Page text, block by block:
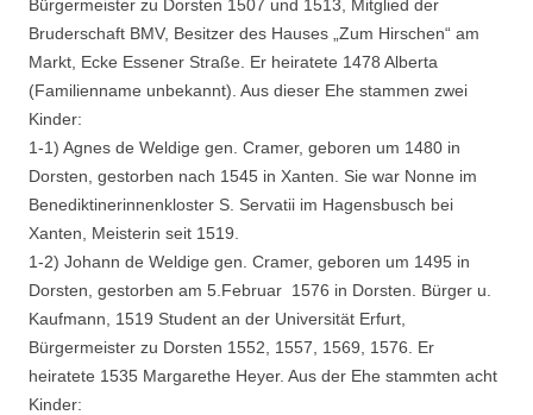
Bürgermeister zu Dorsten 1507 und 1513, Mitglied der
Bruderschaft BMV, Besitzer des Hauses „Zum Hirschen“ am
Markt, Ecke Essener Straße. Er heiratete 1478 Alberta
(Familienname unbekannt). Aus dieser Ehe stammen zwei
Kinder:
1-1) Agnes de Weldige gen. Cramer, geboren um 1480 in
Dorsten, gestorben nach 1545 in Xanten. Sie war Nonne im
Benediktinerinnenkloster S. Servatii im Hagensbusch bei
Xanten, Meisterin seit 1519.
1-2) Johann de Weldige gen. Cramer, geboren um 1495 in
Dorsten, gestorben am 5.Februar 1576 in Dorsten. Bürger u.
Kaufmann, 1519 Student an der Universität Erfurt,
Bürgermeister zu Dorsten 1552, 1557, 1569, 1576. Er
heiratete 1535 Margarethe Heyer. Aus der Ehe stammten acht
Kinder: